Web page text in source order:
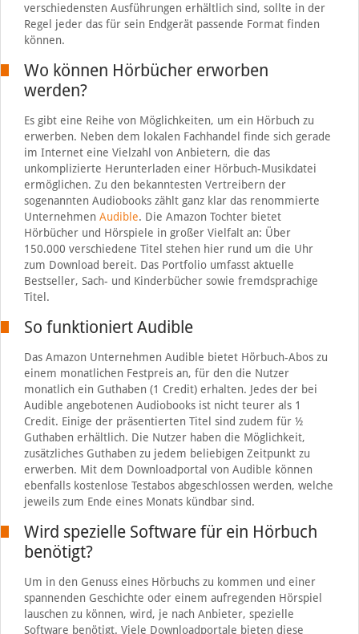
verschiedensten Ausführungen erhältlich sind, sollte in der
Regel jeder das für sein Endgerät passende Format finden
können.
Wo können Hörbücher erworben
werden?
Es gibt eine Reihe von Möglichkeiten, um ein Hörbuch zu
erwerben. Neben dem lokalen Fachhandel finde sich gerade
im Internet eine Vielzahl von Anbietern, die das
unkomplizierte Herunterladen einer Hörbuch-Musikdatei
ermöglichen. Zu den bekanntesten Vertreibern der
sogenannten Audiobooks zählt ganz klar das renommierte
Unternehmen Audible. Die Amazon Tochter bietet
Hörbücher und Hörspiele in großer Vielfalt an: Über
150.000 verschiedene Titel stehen hier rund um die Uhr
zum Download bereit. Das Portfolio umfasst aktuelle
Bestseller, Sach- und Kinderbücher sowie fremdsprachige
Titel.
So funktioniert Audible
Das Amazon Unternehmen Audible bietet Hörbuch-Abos zu
einem monatlichen Festpreis an, für den die Nutzer
monatlich ein Guthaben (1 Credit) erhalten. Jedes der bei
Audible angebotenen Audiobooks ist nicht teurer als 1
Credit. Einige der präsentierten Titel sind zudem für ½
Guthaben erhältlich. Die Nutzer haben die Möglichkeit,
zusätzliches Guthaben zu jedem beliebigen Zeitpunkt zu
erwerben. Mit dem Downloadportal von Audible können
ebenfalls kostenlose Testabos abgeschlossen werden, welche
jeweils zum Ende eines Monats kündbar sind.
Wird spezielle Software für ein Hörbuch
benötigt?
Um in den Genuss eines Hörbuchs zu kommen und einer
spannenden Geschichte oder einem aufregenden Hörspiel
lauschen zu können, wird, je nach Anbieter, spezielle
Software benötigt. Viele Downloadportale bieten diese